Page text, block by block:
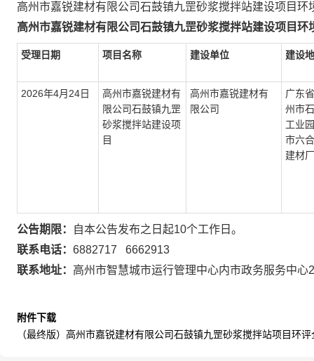
高州市嘉锐建材有限公司石鼓镇九罡砂浆搅拌站建设项目环
高州市嘉锐建材有限公司石鼓镇九罡砂浆搅拌站建设项目环
受理日期 项目名称 建设单位 建设
2026年4月24日
高州市嘉锐建材有
限公司石鼓镇九罡
砂浆搅拌站建设项
目
高州市嘉锐建材有
限公司
广东
州市
工业
市六
建材
公告期限：
自本公告发布之日起10个工作日。
联系电话： 6882717 6662913
联系地址： 高州市智慧城市运行管理中心内市政务服务中
附件下载
（最终版）高州市嘉锐建材有限公司石鼓镇九罡砂浆搅拌站项目环